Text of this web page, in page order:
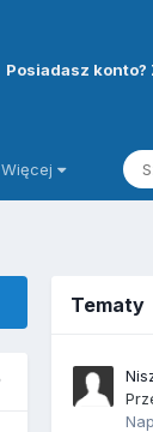
Posiadasz
Więcej
Tematy